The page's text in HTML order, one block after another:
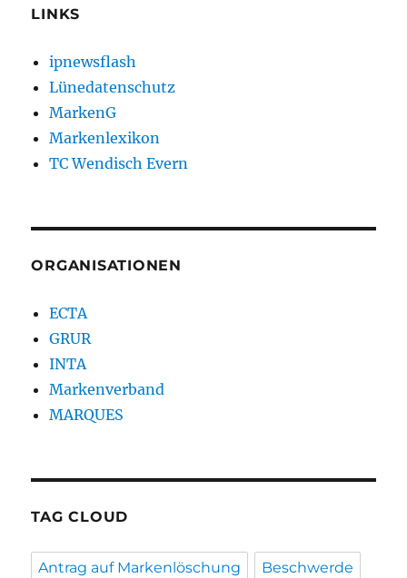
LINKS
ipnewsflash
Lünedatenschutz
MarkenG
Markenlexikon
TC Wendisch Evern
ORGANISATIONEN
ECTA
GRUR
INTA
Markenverband
MARQUES
TAG CLOUD
Antrag auf Markenlöschung Beschwerde